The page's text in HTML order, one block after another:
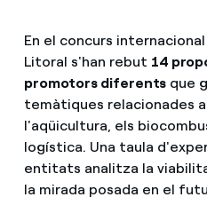
En el concurs
Litoral s'han rebut 14
promotors diferents que
temàtiques relacionades
l'aqüicultura, els
logística. Una taula
entitats analitza la
la mirada posada en el